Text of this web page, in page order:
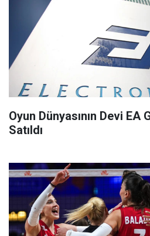
Oyun Dünyasının Devi
Satıldı